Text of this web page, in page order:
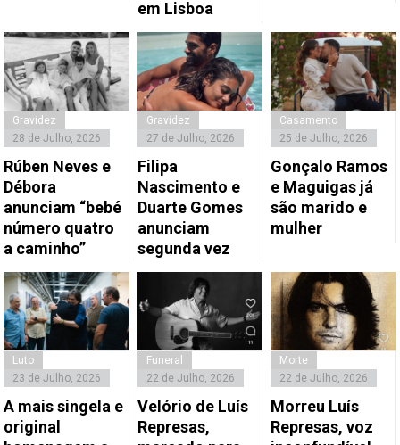
em Lisboa
Gravidez
28 de Julho, 2026
Rúben Neves e
Débora
anunciam “bebé
número quatro
a caminho”
Gravidez
27 de Julho, 2026
Filipa
Nascimento e
Duarte Gomes
anunciam
segunda vez
Casamento
25 de Julho, 2026
Gonçalo Ramos
e Maguigas já
são marido e
mulher
Luto
23 de Julho, 2026
A mais singela e
original
Funeral
22 de Julho, 2026
Velório de Luís
Represas,
Morte
22 de Julho, 2026
Morreu Luís
Represas, voz